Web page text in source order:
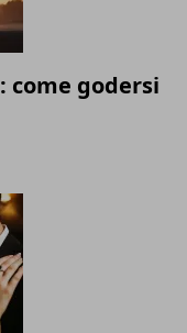
come godersi